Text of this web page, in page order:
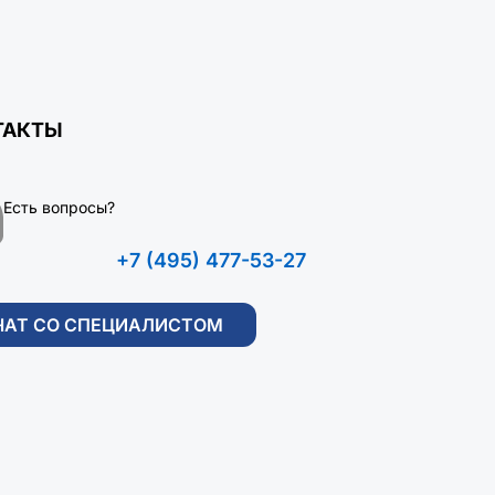
Есть вопросы?
+7 (495) 477-53-27
СО СПЕЦИАЛИСТОМ